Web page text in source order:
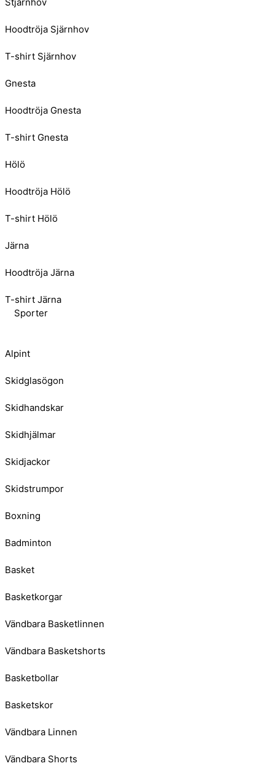
Hoodtröja Sjärnhov
T-shirt Sjärnhov
Gnesta
Hoodtröja Gnesta
T-shirt Gnesta
Hölö
Hoodtröja Hölö
T-shirt Hölö
Järna
Hoodtröja Järna
T-shirt Järna
Sporter
Alpint
Skidglasögon
Skidhandskar
Skidhjälmar
Skidjackor
Skidstrumpor
Boxning
Badminton
Basket
Basketkorgar
Vändbara Basketlinnen
Vändbara Basketshorts
Basketbollar
Basketskor
Vändbara Linnen
Vändbara Shorts